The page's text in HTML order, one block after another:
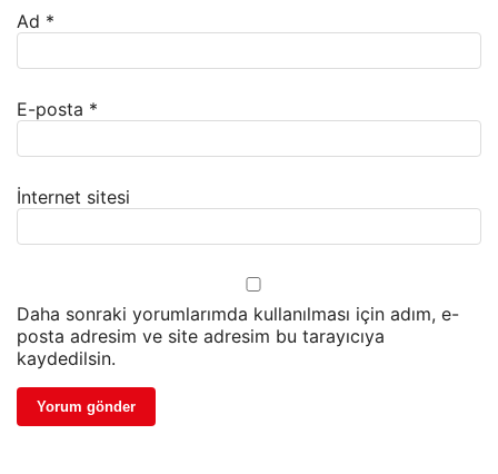
Ad *
E-posta *
İnternet sitesi
Daha sonraki yorumlarımda kullanılması için adım, e-
posta adresim ve site adresim bu tarayıcıya
kaydedilsin.